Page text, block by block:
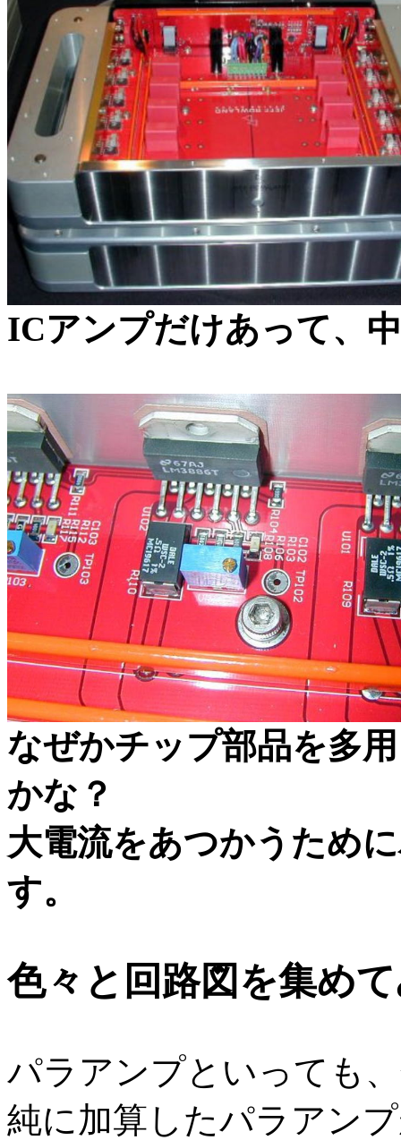
ICアンプだけあって、
なぜかチップ部品を多
かな？
大電流をあつかうため
す。
色々と回路図を集め
パラアンプといっても
純に加算したパラアン